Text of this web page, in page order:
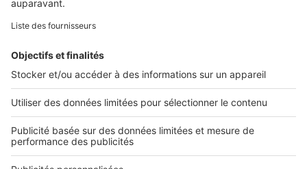
Retrouvez-nous sur ...
L'ENTREPRISE
Qui sommes-nous ?
Nous contacter
Nous recrutons